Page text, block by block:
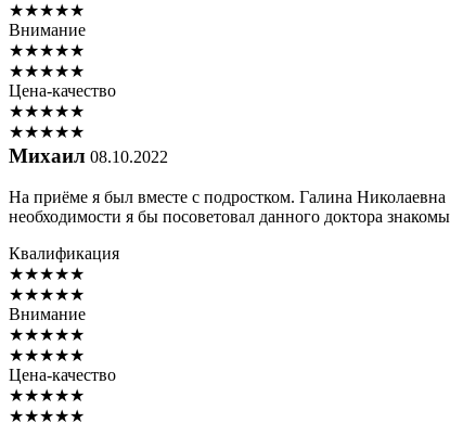
★★★★★
Внимание
★★★★★
★★★★★
Цена-качество
★★★★★
★★★★★
Михаил 08.10.2022
На приёме я был вместе с подростком. Галина
необходимости я бы посоветовал данного доктора
Квалификация
★★★★★
★★★★★
Внимание
★★★★★
★★★★★
Цена-качество
★★★★★
★★★★★